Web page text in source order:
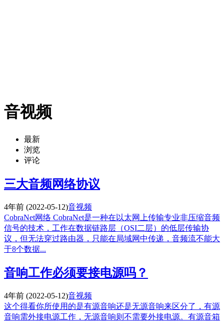
音视频
最新
浏览
评论
三大音频网络协议
4年前 (2022-05-12)音视频
CobraNet网络 CobraNet是一种在以太网上传输专业非压缩音频
信号的技术，工作在数据链路层（OSI二层）的低层传输协
议，但无法穿过路由器，只能在局域网中传递，音频流不能大
于8个数据...
音响工作必须要接电源吗？
4年前 (2022-05-12)音视频
这个得看你所使用的是有源音响还是无源音响来区分了，有源
音响需外接电源工作，无源音响则不需要外接电源。有源音箱